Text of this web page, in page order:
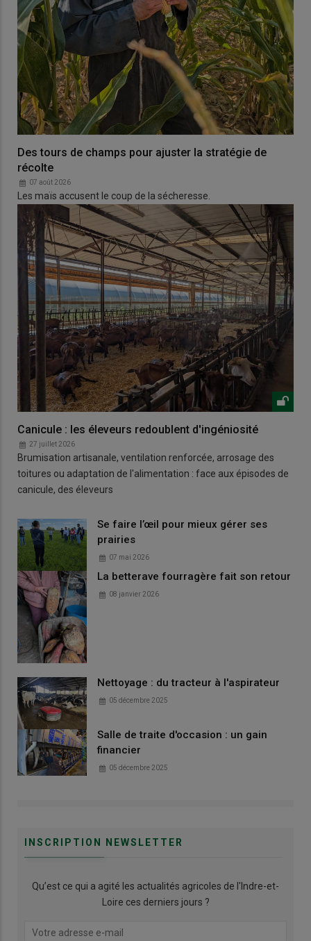
Des tours de champs pour ajuster la stratégie de
récolte
07 août 2026
Les maïs accusent le coup de la sécheresse.
Canicule : les éleveurs redoublent d'ingéniosité
27 juillet 2026
Brumisation artisanale, ventilation renforcée, arrosage des
toitures ou adaptation de l'alimentation : face aux épisodes de
canicule, des éleveurs
Se faire l’œil pour mieux gérer ses
prairies
07 mai 2026
La betterave fourragère fait son retour
08 janvier 2026
Nettoyage : du tracteur à l'aspirateur
05 décembre 2025
Salle de traite d'occasion : un gain
financier
05 décembre 2025
INSCRIPTION NEWSLETTER
Qu’est ce qui a agité les actualités agricoles de l'Indre-et-
Loire ces derniers jours ?